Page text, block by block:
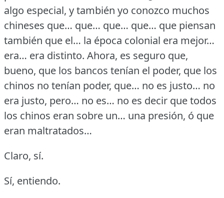
algo especial, y también yo conozco muchos
chineses que… que… que… que… que piensan
también que el… la época colonial era mejor…
era… era distinto. Ahora, es seguro que,
bueno, que los bancos tenían el poder, que los
chinos no tenían poder, que… no es justo… no
era justo, pero… no es… no es decir que todos
los chinos eran sobre un… una presión, ó que
eran maltratados…
Claro, sí.
Sí, entiendo.